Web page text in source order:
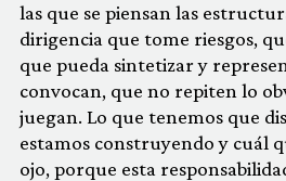
las que se piensan las
dirigencia que tome riesgos,
que pueda sintetizar y
convocan, que no repiten lo
juegan. Lo que tenemos que
estamos construyendo y cuál
ojo, porque esta